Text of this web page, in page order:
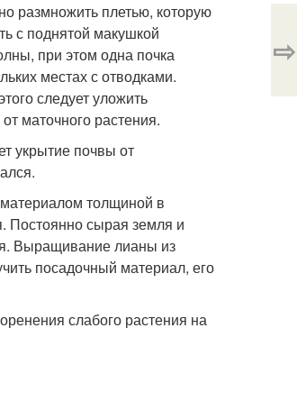
размножить плетью, которую
с поднятой макушкой
при этом одна почка
местах с отводками.
следует уложить
маточного растения.
укрытие почвы от
толщиной в
Постоянно сырая земля и
Выращивание лианы из
посадочный материал, его
слабого растения на
⇨